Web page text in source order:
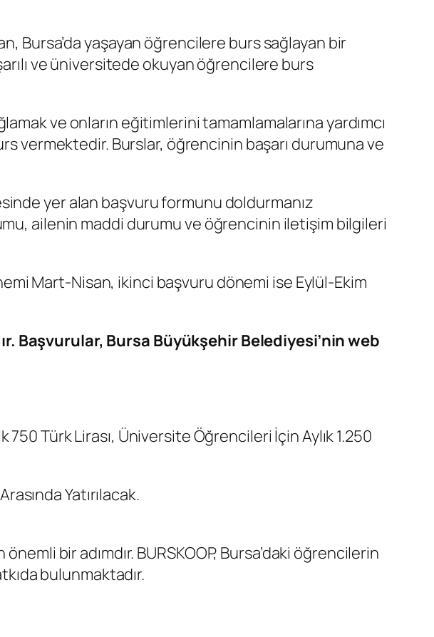
Bursa’da yaşayan öğrencilere burs sağlayan bir
ve üniversitede okuyan öğrencilere burs
ve onların eğitimlerini tamamlamalarına yardımcı
vermektedir. Burslar, öğrencinin başarı durumuna ve
yer alan başvuru formunu doldurmanız
ailenin maddi durumu ve öğrencinin iletişim bilgileri
Mart-Nisan, ikinci başvuru dönemi ise Eylül-Ekim
Başvurular, Bursa Büyükşehir Belediyesi’nin web
Türk Lirası, Üniversite Öğrencileri İçin Aylık 1.250
Yatırılacak.
bir adımdır. BURSKOOP, Bursa’daki öğrencilerin
bulunmaktadır.